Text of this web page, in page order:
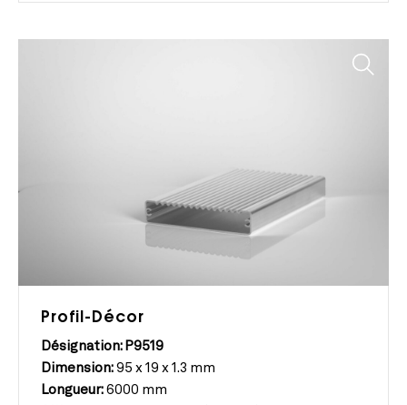
Profil-Décor
Désignation: P9519
Dimension: 95 x 19 x 1.3 mm
Longueur: 6000 mm